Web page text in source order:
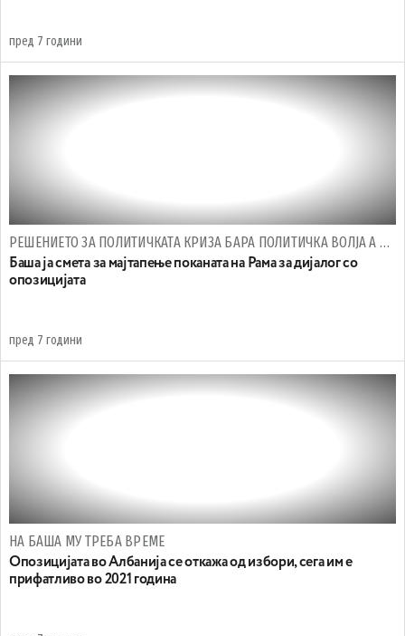
пред 7 години
РЕШЕНИЕТО ЗА ПОЛИТИЧКАТА КРИЗА БАРА ПОЛИТИЧКА ВОЛЈА А НЕ НЕИСКРЕНИ ПОКАНИ
Баша ја смета за мајтапење поканата на Рама за дијалог со
опозицијата
пред 7 години
НА БАША МУ ТРЕБА ВРЕМЕ
Опозицијата во Албанија се откажа од избори, сега им е
прифатливо во 2021 година